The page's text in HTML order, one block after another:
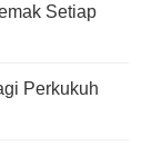
Setiap
Perkukuh